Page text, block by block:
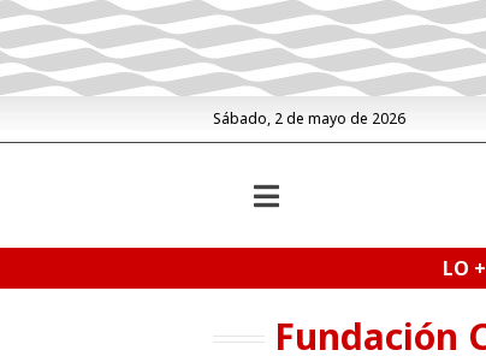
Sábado, 2 de mayo de 2026
LO
Fundación